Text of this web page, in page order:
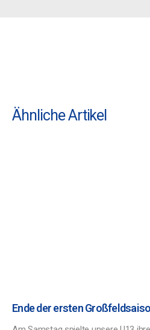
Ähnliche Artikel
Ende der ersten